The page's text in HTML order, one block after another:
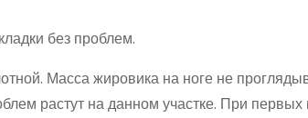
без проблем.
Масса жировика на ноге не
растут на данном участке. При первых